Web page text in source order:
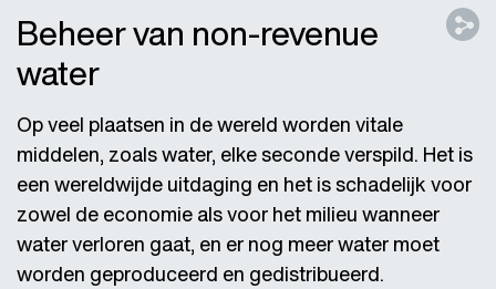
Beheer van non-revenue
water
Op veel plaatsen in de wereld worden vitale
middelen, zoals water, elke seconde verspild. Het is
een wereldwijde uitdaging en het is schadelijk voor
zowel de economie als voor het milieu wanneer
water verloren gaat, en er nog meer water moet
worden geproduceerd en gedistribueerd.